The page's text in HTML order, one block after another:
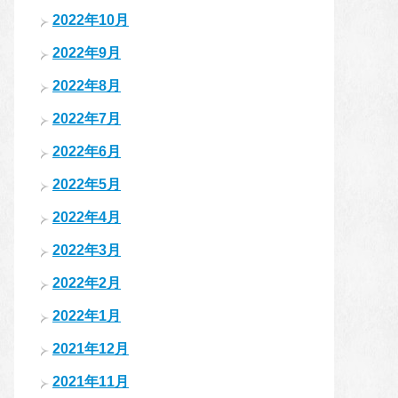
2022年10月
2022年9月
2022年8月
2022年7月
2022年6月
2022年5月
2022年4月
2022年3月
2022年2月
2022年1月
2021年12月
2021年11月